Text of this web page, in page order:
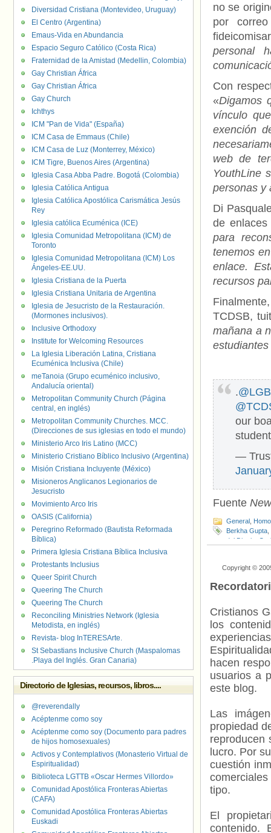
no se
por
personal
Con
«Digamos
vínculo
exención
web de
YouthLine
personas y
Di
de
para
tenemos
enlace.
recursos
TCDSB,
mañana a
.
our
—
Fuente
General
Berkha Gupta
del Distrito
Copyright ©
Cristianos
los
hacen
usuarios a
este blog.
Las
propiedad
reproducen
lucro. Por
cuestión
tipo.
El
contenido.
Diversidad Cristiana (Montevideo, Uruguay)
El Centro (Argentina)
Emaus-Vida en Abundancia
Espacio Seguro Católico (Costa Rica)
Fraternidad de la Amistad (Medellin, Colombia)
Gay Christian África
Gay Christian África
Gay Church
Ichthys
ICM "Pan de Vida" (España)
ICM Casa de Emmaus (Chile)
ICM Casa de Luz (Monterrey, México)
ICM Tigre, Buenos Aires (Argentina)
Iglesia Casa Abba Padre. Bogotá (Colombia)
Iglesia Católica Antigua
Iglesia Católica Apostólica Carismática Jesús
Rey
Iglesia católica Ecuménica (ICE)
Iglesia Comunidad Metropolitana (ICM) de
Toronto
Iglesia Comunidad Metropolitana (ICM) Los
Ángeles-EE.UU.
Iglesia Cristiana de la Puerta
Iglesia Cristiana Unitaria de Argentina
Iglesia de Jesucristo de la Restauración.
(Mormones inclusivos).
Inclusive Orthodoxy
Institute for Welcoming Resources
La Iglesia Liberación Latina, Cristiana
Ecuménica Inclusiva (Chile)
meTanoia (Grupo ecuménico inclusivo,
Andalucía oriental)
Metropolitan Community Church (Página
central, en inglés)
Metropolitan Community Churches. MCC.
(Direcciones de sus iglesias en todo el mundo)
Ministerio Arco Iris Latino (MCC)
Ministerio Cristiano Bíblico Inclusivo (Argentina)
Misión Cristiana Incluyente (México)
Misioneros Anglicanos Legionarios de
Jesucristo
Movimiento Arco Iris
OASIS (California)
Peregrino Reformado (Bautista Reformada
Bíblica)
Primera Iglesia Cristiana Bíblica Inclusiva
Protestants Inclusius
Queer Spirit Church
Queering The Church
Queering The Church
Reconciling Ministries Network (Iglesia
Metodista, en inglés)
Revista- blog InTERESArte.
St Sebastians Inclusive Church (Maspalomas
.Playa del Inglés. Gran Canaria)
Directorio de Iglesias, recursos, libros....
@reverendally
Acéptenme como soy
Acéptenme como soy (Documento para padres
de hijos homosexuales)
Activos y Contemplativos (Monasterio Virtual de
Espiritualidad)
Biblioteca LGTTB «Oscar Hermes Villordo»
Comunidad Apostólica Fronteras Abiertas
(CAFA)
Comunidad Apostólica Fronteras Abiertas
Euskadi